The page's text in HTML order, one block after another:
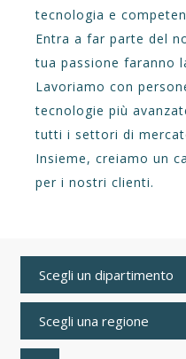
tecnologia e
Entra a far parte del
tua passione faranno
Lavoriamo con
tecnologie più
tutti i settori di
Insieme, creiamo un
per i nostri clienti.